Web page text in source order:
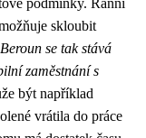
skloubit
Beroun se tak stává
zaměstnání s
být například
vrátila do práce